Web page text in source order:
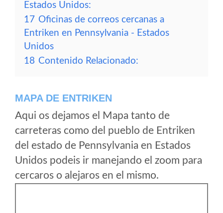
Estados Unidos:
17 Oficinas de correos cercanas a
Entriken en Pennsylvania - Estados
Unidos
18 Contenido Relacionado:
MAPA DE ENTRIKEN
Aqui os dejamos el Mapa tanto de
carreteras como del pueblo de Entriken
del estado de Pennsylvania en Estados
Unidos podeis ir manejando el zoom para
cercaros o alejaros en el mismo.